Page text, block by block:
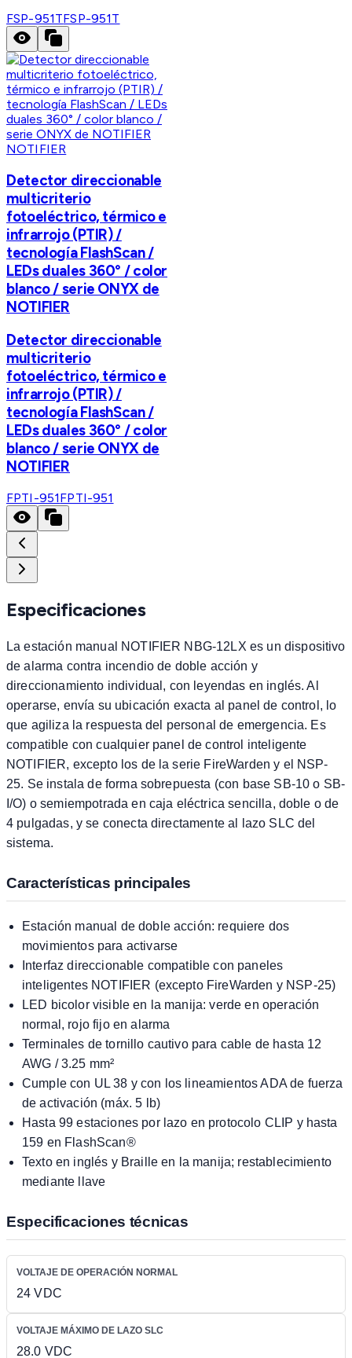
FSP-951TFSP-951T
NOTIFIER
Detector direccionable
multicriterio
fotoeléctrico, térmico e
infrarrojo (PTIR) /
tecnología FlashScan /
LEDs duales 360° / color
blanco / serie ONYX de
NOTIFIER
Detector direccionable
multicriterio
fotoeléctrico, térmico e
infrarrojo (PTIR) /
tecnología FlashScan /
LEDs duales 360° / color
blanco / serie ONYX de
NOTIFIER
FPTI-951FPTI-951
Especificaciones
La estación manual NOTIFIER NBG-12LX es un dispositivo
de alarma contra incendio de doble acción y
direccionamiento individual, con leyendas en inglés. Al
operarse, envía su ubicación exacta al panel de control, lo
que agiliza la respuesta del personal de emergencia. Es
compatible con cualquier panel de control inteligente
NOTIFIER, excepto los de la serie FireWarden y el NSP-
25. Se instala de forma sobrepuesta (con base SB-10 o SB-
I/O) o semiempotrada en caja eléctrica sencilla, doble o de
4 pulgadas, y se conecta directamente al lazo SLC del
sistema.
Características principales
Estación manual de doble acción: requiere dos
movimientos para activarse
Interfaz direccionable compatible con paneles
inteligentes NOTIFIER (excepto FireWarden y NSP-25)
LED bicolor visible en la manija: verde en operación
normal, rojo fijo en alarma
Terminales de tornillo cautivo para cable de hasta 12
AWG / 3.25 mm²
Cumple con UL 38 y con los lineamientos ADA de fuerza
de activación (máx. 5 lb)
Hasta 99 estaciones por lazo en protocolo CLIP y hasta
159 en FlashScan®
Texto en inglés y Braille en la manija; restablecimiento
mediante llave
Especificaciones técnicas
VOLTAJE DE OPERACIÓN NORMAL
24 VDC
VOLTAJE MÁXIMO DE LAZO SLC
28.0 VDC